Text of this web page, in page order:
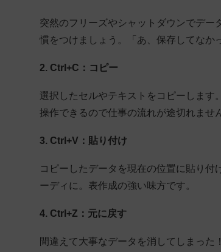
突然のフリーズやシャットダウンでデー
慣をつけましょう。「あ、保存してなか
2. Ctrl+C：コピー
選択したセルやテキストをコピーします
操作できるので仕事の流れが途切れませ
3. Ctrl+V：貼り付け
コピーしたデータを現在の位置に貼り
ーディに。表作成の強い味方です。
4. Ctrl+Z：元に戻す
間違えて大事なデータを消してしまっ